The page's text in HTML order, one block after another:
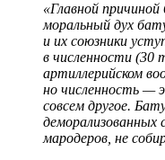
«Главной
моральный дух
и их союзники
в численности
артиллерийском
но численность —
совсем другое.
деморализованных
мародеров, не